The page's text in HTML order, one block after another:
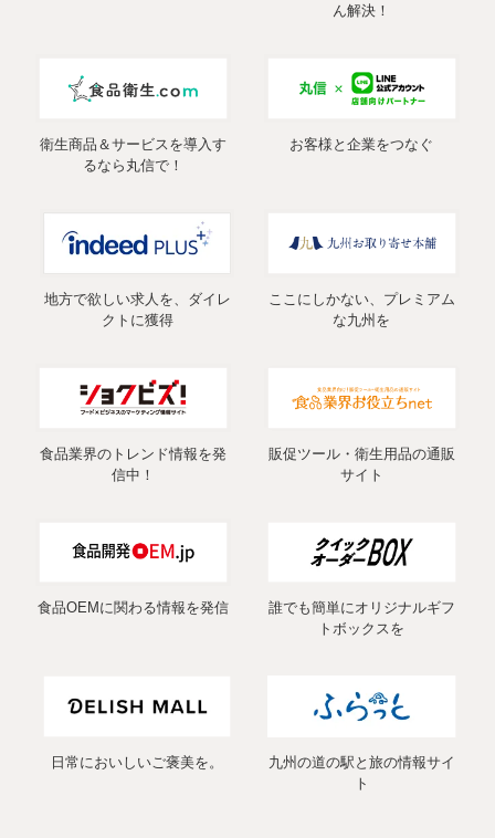
ん解決！
衛生商品＆サービスを導入す
るなら丸信で！
お客様と企業をつなぐ
地方で欲しい求人を、ダイレ
クトに獲得
ここにしかない、プレミアム
な九州を
食品業界のトレンド情報を発
信中！
販促ツール・衛生用品の通販
サイト
食品OEMに関わる情報を発信
誰でも簡単にオリジナルギフ
トボックスを
日常においしいご褒美を。
九州の道の駅と旅の情報サイ
ト